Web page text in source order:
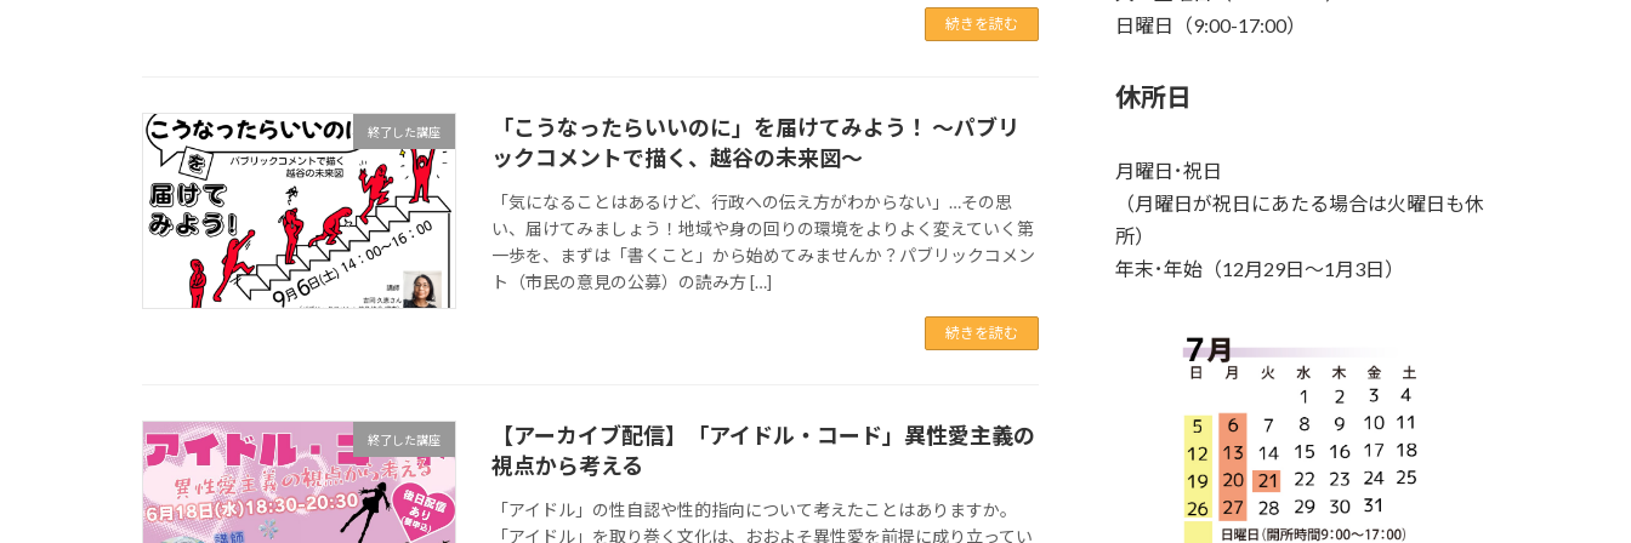
続きを読む
終了した講座
「こうなったらいいのに」を届けてみよう！ ～パブリ
ックコメントで描く、越谷の未来図～
「気になることはあるけど、行政への伝え方がわからない」…その思
い、届けてみましょう！地域や身の回りの環境をよりよく変えていく第
一歩を、まずは「書くこと」から始めてみませんか？パブリックコメン
ト（市民の意見の公募）の読み方 […]
続きを読む
終了した講座
【アーカイブ配信】「アイドル・コード」異性愛主義の
視点から考える
「アイドル」の性自認や性的指向について考えたことはありますか。
「アイドル」を取り巻く文化は、おおよそ異性愛を前提に成り立ってい
日曜日（9:00-17:00）
休所日
月曜日･祝日
（月曜日が祝日にあたる場合は火曜日も休
所）
年末･年始（12月29日～1月3日）